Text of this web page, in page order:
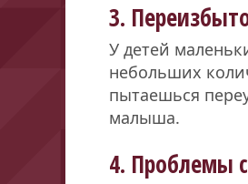
3.
У детей
небольших
пытаешься
малыша.
4. Проблемы